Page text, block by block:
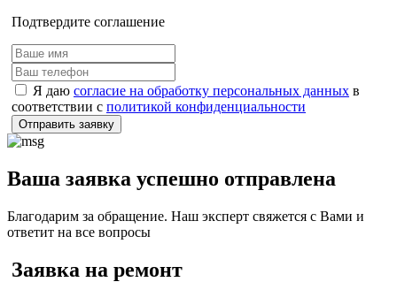
Подтвердите соглашение
Я даю согласие на обработку персональных данных в
соответствии с политикой конфиденциальности
Отправить заявку
Ваша заявка успешно отправлена
Благодарим за обращение. Наш эксперт свяжется с Вами и
ответит на все вопросы
Заявка на ремонт